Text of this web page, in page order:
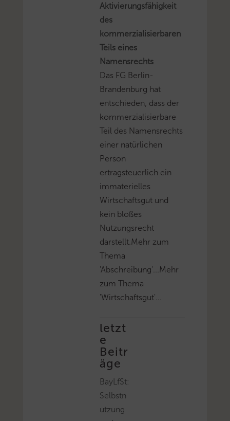
Aktivierungsfähigkeit
des
kommerzialisierbaren
Teils eines
Namensrechts
Das FG Berlin-
Brandenburg hat
entschieden, dass der
kommerzialisierbare
Teil des Namensrechts
einer natürlichen
Person
ertragsteuerlich ein
immaterielles
Wirtschaftsgut und
kein bloßes
Nutzungsrecht
darstellt.Mehr zum
Thema
'Abschreibung'...Mehr
zum Thema
'Wirtschaftsgut'...
letzt
e
Beitr
äge
BayLfSt:
Selbstn
utzung